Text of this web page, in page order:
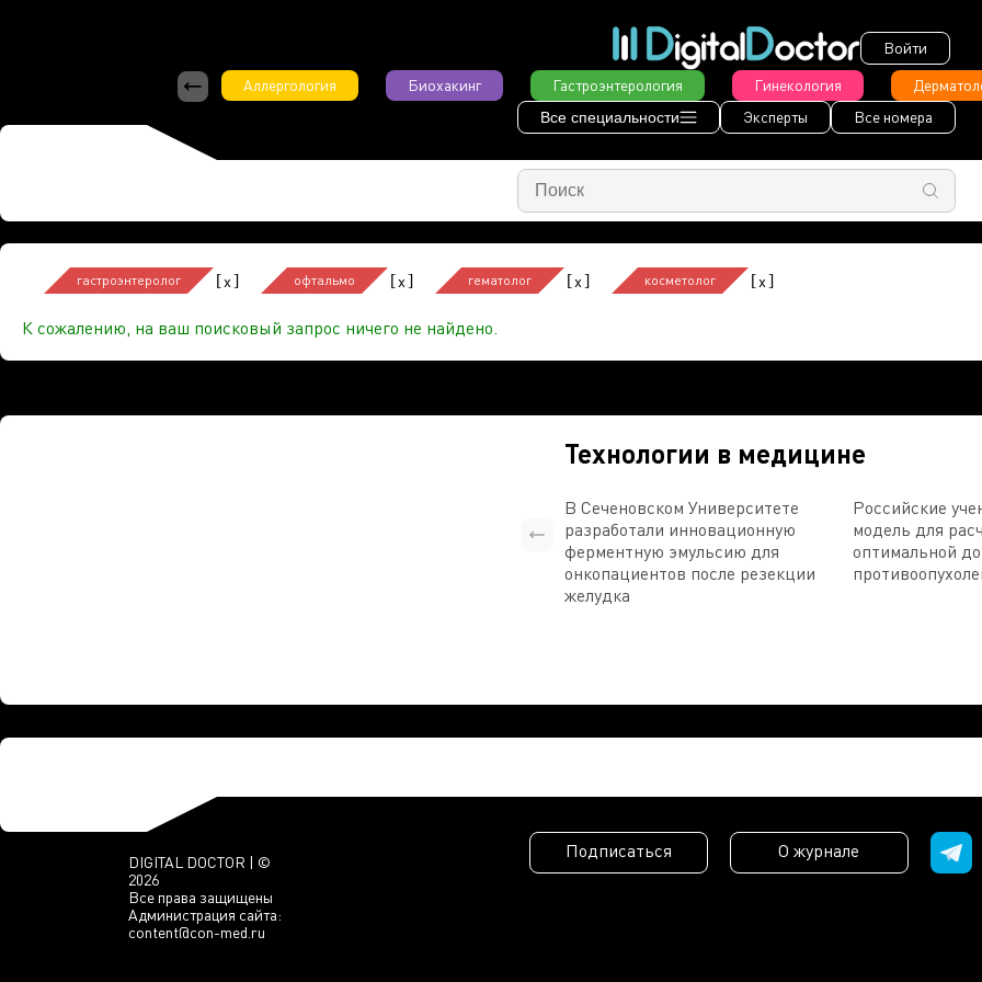
Войти
Аллергология
Биохакинг Гастроэнтерология Гинекология
Все специальности Эксперты Все номера
гастроэнтеролог [x] офтальмо [x] гематолог [x] косметолог [x]
К сожалению, на ваш поисковый запрос ничего не найдено.
Технологии в медицине
В Сеченовском Университете
разработали инновационную
ферментную эмульсию для
онкопациентов после резекции
желудка
Российские
модель для
оптимальной
DIGITAL DOCTOR | ©
2026
Все права защищены
Администрация сайта:
content@con-med.ru
Подписаться О журнале